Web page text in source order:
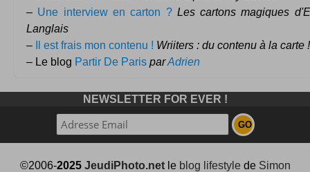
– Une interview en carton ? Les cartons magiques
Langlais
–
Il est frais mon contenu ! Wriiters : du contenu à la carte !
– Le blog Partir De Paris parAdrien
NEWSLETTER FOR EVER !
©2006-2025 JeudiPhoto.netle blog lifestylede Simon